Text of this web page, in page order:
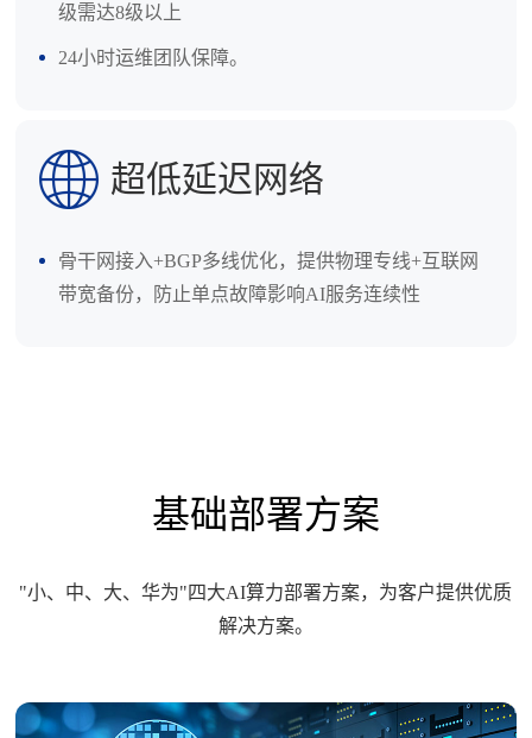
级需达8级以上‌
24小时运维团队‌保障。
超低延迟网络
骨干网接入+BGP多线优化，提供物理专线+互联网
带宽备份，防止单点故障影响AI服务连续性‌
基础部署方案
"小、中、大、华为"四大AI算力部署方案，为客户提供优质
解决方案。